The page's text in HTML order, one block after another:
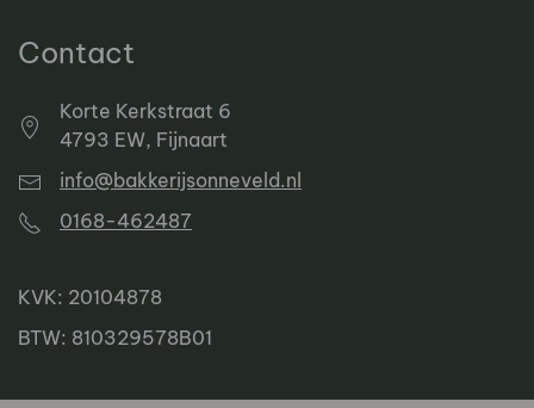
Contact
Korte Kerkstraat 6
4793 EW, Fijnaart
info@bakkerijsonneveld.nl
0168-462487
KVK: 20104878
BTW: 810329578B01